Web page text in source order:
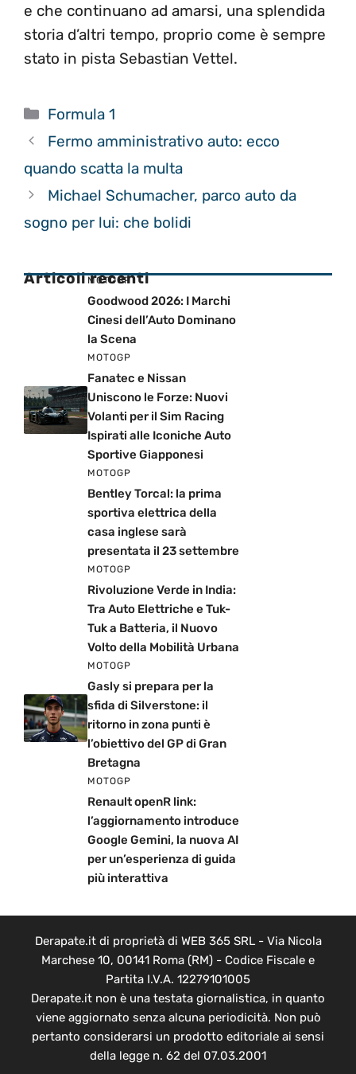
e che continuano ad amarsi, una splendida
storia d’altri tempo, proprio come è sempre
stato in pista Sebastian Vettel.
Categorie
Formula 1
Fermo amministrativo auto: ecco
quando scatta la multa
Michael Schumacher, parco auto da
sogno per lui: che bolidi
Articoli recenti
MOTOGP
Goodwood 2026: I Marchi
Cinesi dell’Auto Dominano
la Scena
MOTOGP
Fanatec e Nissan
Uniscono le Forze: Nuovi
Volanti per il Sim Racing
Ispirati alle Iconiche Auto
Sportive Giapponesi
MOTOGP
Bentley Torcal: la prima
sportiva elettrica della
casa inglese sarà
presentata il 23 settembre
MOTOGP
Rivoluzione Verde in India:
Tra Auto Elettriche e Tuk-
Tuk a Batteria, il Nuovo
Volto della Mobilità Urbana
MOTOGP
Gasly si prepara per la
sfida di Silverstone: il
ritorno in zona punti è
l’obiettivo del GP di Gran
Bretagna
MOTOGP
Renault openR link:
l’aggiornamento introduce
Google Gemini, la nuova AI
per un’esperienza di guida
più interattiva
Derapate.it di proprietà di WEB 365 SRL - Via Nicola
Marchese 10, 00141 Roma (RM) - Codice Fiscale e
Partita I.V.A. 12279101005
Derapate.it non è una testata giornalistica, in quanto
viene aggiornato senza alcuna periodicità. Non può
pertanto considerarsi un prodotto editoriale ai sensi
della legge n. 62 del 07.03.2001